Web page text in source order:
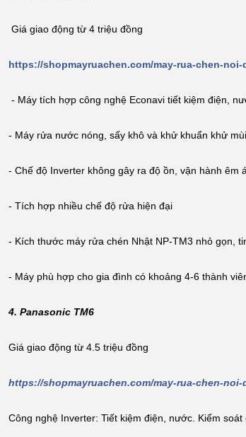
Giá giao động từ 4 triệu đồng
https://shopmayruachen.com/may-rua-chen-
- Máy tích hợp công nghệ Econavi tiết kiệm điện,
- Máy rửa nước nóng, sấy khô và khử khuẩn khử
- Chế độ Inverter không gây ra độ ồn, vận hành êm
- Tích hợp nhiều chế độ rửa hiện đại
- Kích thước máy rửa chén Nhật NP-TM3 nhỏ gọn,
- Máy phù hợp cho gia đình có khoảng 4-6 thành
4. Panasonic TM6
Giá giao động từ 4.5 triệu đồng
https://shopmayruachen.com/may-rua-chen-
Công nghệ Inverter: Tiết kiệm điện, nước. Kiểm